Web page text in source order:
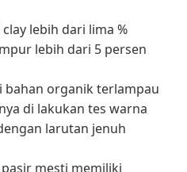
lebih dari lima %
lebih dari 5 persen
bahan organik terlampau
di lakukan tes warna
larutan jenuh
mesti memiliki